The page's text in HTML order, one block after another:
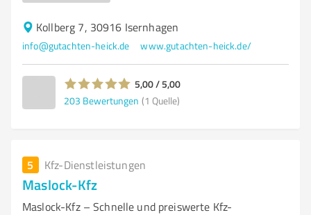
Kollberg 7, 30916 Isernhagen
info@gutachten-heick.de www.gutachten-heick.de/
5,00 / 5,00
203 Bewertungen (1 Quelle)
5 Kfz-Dienstleistungen
Maslock-Kfz
Maslock-Kfz – Schnelle und preiswerte Kfz-